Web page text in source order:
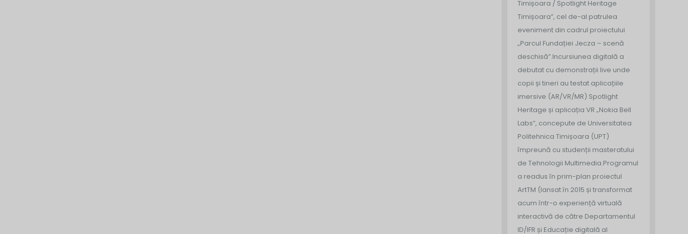
Timișoara / Spotlight Heritage
Timișoara”, cel de-al patrulea
eveniment din cadrul proiectului
„Parcul Fundației Jecza – scenă
deschisă”.Incursiunea digitală a
debutat cu demonstrații live unde
copii și tineri au testat aplicațiile
imersive (AR/VR/MR) Spotlight
Heritage și aplicația VR „Nokia Bell
Labs”, concepute de Universitatea
Politehnica Timișoara (UPT)
împreună cu studenții masteratului
de Tehnologii Multimedia.Programul
a readus în prim-plan proiectul
ArtTM (lansat în 2015 și transformat
acum într-o experiență virtuală
interactivă de către Departamentul
ID/IFR și Educație digitală al